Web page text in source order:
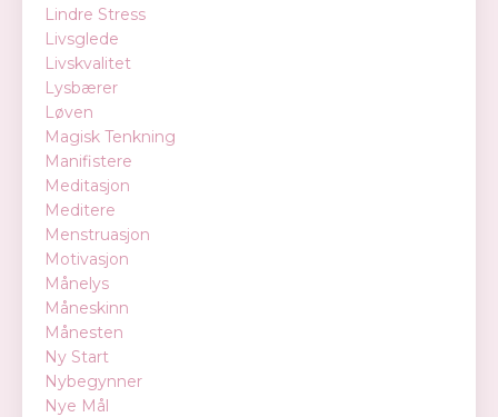
Lindre Stress
Livsglede
Livskvalitet
Lysbærer
Løven
Magisk Tenkning
Manifistere
Meditasjon
Meditere
Menstruasjon
Motivasjon
Månelys
Måneskinn
Månesten
Ny Start
Nybegynner
Nye Mål